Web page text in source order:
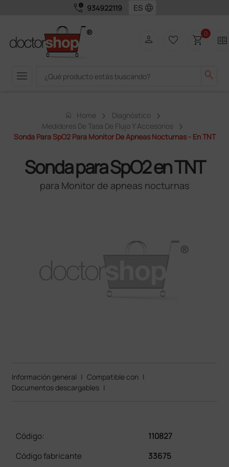
call_quality 934922119 language
menu search
person favorite_border shopping_cart0 two_pager
home Home
Diagnóstico
Medidores De Tasa De Flujo Y Accesorios
Sonda Para SpO2 Para Monitor De Apneas Nocturnas - En TNT
Sonda para SpO2 en TNT
para Monitor de apneas nocturnas
Información general | Compatible con |
Documentos descargables |
Código:
110827
Código fabricante
33675